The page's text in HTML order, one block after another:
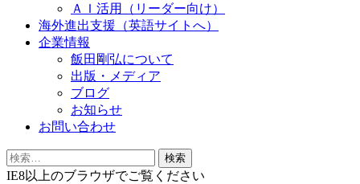
ＡＩ活用（リーダー向け）
海外進出支援（英語サイトへ）
企業情報
飯田剛弘について
出版・メディア
ブログ
お知らせ
お問い合わせ
検
索:
IE8以上のブラウザでご覧ください